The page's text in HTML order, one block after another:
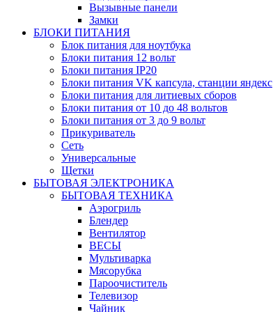
Вызывные панели
Замки
БЛОКИ ПИТАНИЯ
Блок питания для ноутбука
Блоки питания 12 вольт
Блоки питания IP20
Блоки питания VK капсула, станции яндекс
Блоки питания для литиевых сборов
Блоки питания от 10 до 48 вольтов
Блоки питания от 3 до 9 вольт
Прикуриватель
Сеть
Универсальные
Щетки
БЫТОВАЯ ЭЛЕКТРОНИКА
БЫТОВАЯ ТЕХНИКА
Аэрогриль
Блендер
Вентилятор
ВЕСЫ
Мультиварка
Мясорубка
Пароочиститель
Телевизор
Чайник